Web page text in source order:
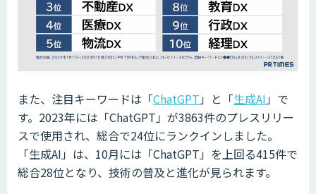
また、注目キーワードは「ChatGPT」と「生成AI」で
す。2023年には「ChatGPT」が3863件のプレスリリー
スで使用され、総合で24位にランクインしました。
「生成AI」は、10月には「ChatGPT」を上回る415件で
総合28位となり、技術の普及と進化が見られます。